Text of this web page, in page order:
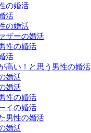
の婚活
活
の婚活
ザーの婚活
性の婚活
活
高い！と思う男性の婚活
婚活
婚活
性の婚活
イの婚活
男性の婚活
婚活